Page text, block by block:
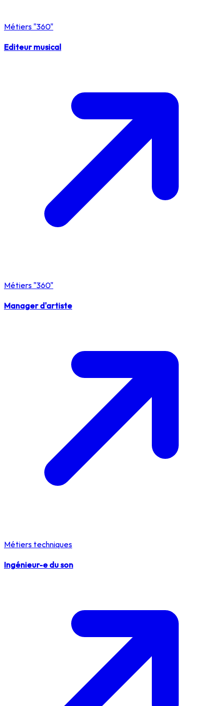
Métiers "360"
Editeur musical
Métiers "360"
Manager d'artiste
Métiers techniques
Ingénieur-e du son